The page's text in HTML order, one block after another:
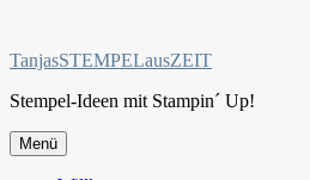
springen
TanjasSTEMPELausZEIT
Stempel-Ideen mit Stampin´ Up!
Menü